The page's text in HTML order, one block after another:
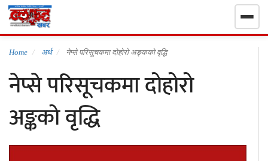
गृहपृष्ठ
निर्वाचन खबर
समाचार
Home अर्थ नेप्से परिसूचकमा दोहोरो अङ्कको वृद्धि
नेप्से परिसूचकमा दोहोरो
अङ्कको वृद्धि